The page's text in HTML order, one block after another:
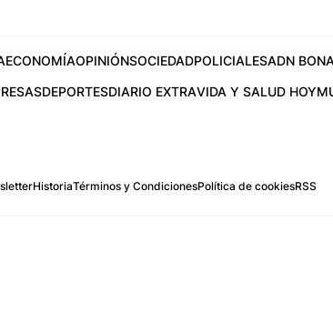
ECONOMÍAOPINIÓNSOCIEDADPOLICIALESADN
DEPORTESDIARIO EXTRAVIDA Y SALUD HOY
HistoriaTérminos y CondicionesPolítica de cookiesRSS